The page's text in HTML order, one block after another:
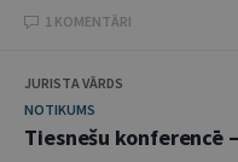
1 KOMENTĀRI
JURISTA VĀRDS
NOTIKUMS
Tiesnešu konferencē